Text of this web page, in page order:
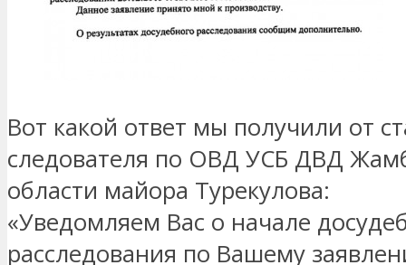
Вот какой ответ мы получили от
следователя по ОВД УСБ ДВД
области майора Турекулова:
«Уведомляем Вас о начале
расследования по Вашему